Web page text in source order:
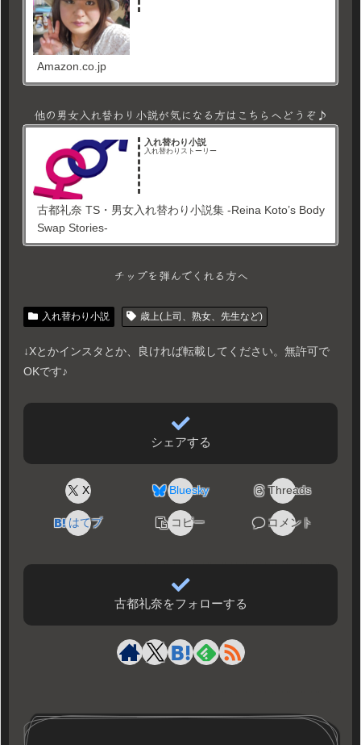
Amazon.co.jp
他の男女入れ替わり小説が気になる方はこちらへどうぞ♪
入れ替わり小説
入れ替わりストーリー
古都礼奈 TS・男女入れ替わり小説集 -Reina Koto’s Body
Swap Stories-
チップを弾んでくれる方へ
入れ替わり小説 歳上(上司、熟女、先生など)
↓Xとかインスタとか、良ければ転載してください。無許可で
OKです♪
シェアする
X Bluesky Threads
はてブ コピー コメント
古都礼奈をフォローする